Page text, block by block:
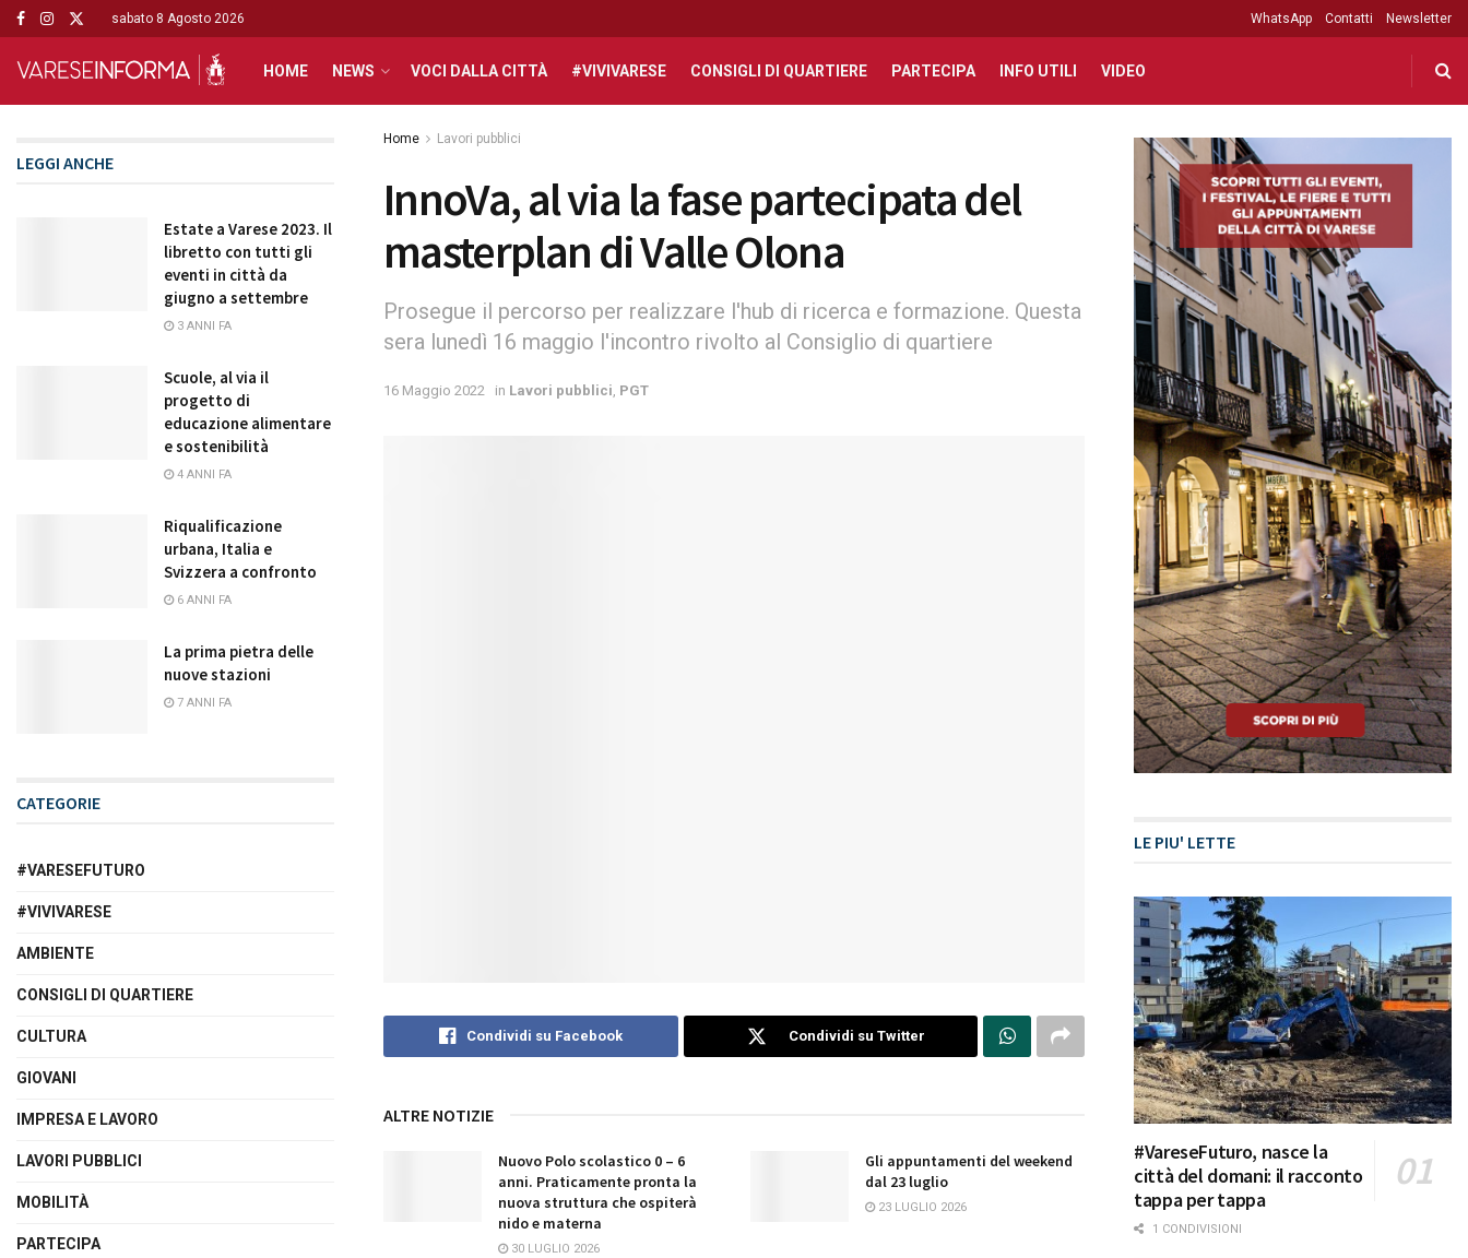
sabato 8 Agosto 2026 WhatsApp Contatti Newsletter
HOME NEWS VOCI DALLA CITTÀ #VIVIVARESE CONSIGLI DI QUARTIERE PARTECIPA INFO UTILI VIDEO
Home Lavori pubblici
InnoVa, al via la fase partecipata del
masterplan di Valle Olona
Prosegue il percorso per realizzare l'hub di ricerca e formazione. Questa
sera lunedì 16 maggio l'incontro rivolto al Consiglio di quartiere
16 Maggio 2022 in Lavori pubblici PGT
Condividi su Facebook Condividi su Twitter
ALTRE NOTIZIE
Nuovo Polo scolastico 0 – 6
anni. Praticamente pronta la
nuova struttura che ospiterà
nido e materna
30 LUGLIO 2026
Gli appuntamenti del weekend
dal 23 luglio
23 LUGLIO 2026
LEGGI ANCHE
Estate a Varese 2023. Il
libretto con tutti gli
eventi in città da
giugno a settembre
3 ANNI FA
Scuole, al via il
progetto di
educazione alimentare
e sostenibilità
4 ANNI FA
Riqualificazione
urbana, Italia e
Svizzera a confronto
6 ANNI FA
La prima pietra delle
nuove stazioni
7 ANNI FA
CATEGORIE
#VARESEFUTURO
#VIVIVARESE
AMBIENTE
CONSIGLI DI QUARTIERE
CULTURA
GIOVANI
IMPRESA E LAVORO
LAVORI PUBBLICI
MOBILITÀ
PARTECIPA
LE PIU' LETTE
#VareseFuturo, nasce la
città del domani: il racconto
tappa per tappa
1 CONDIVISIONI